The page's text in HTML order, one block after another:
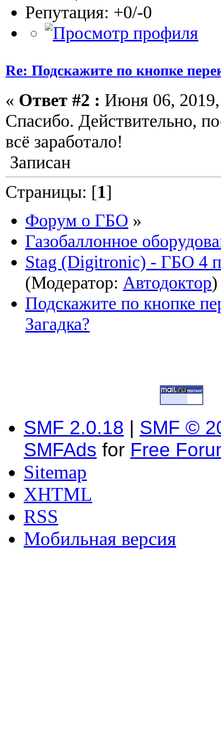
Репутация: +0/-0
Re: Подскажите по кнопке
« Ответ #2 : Июня 06,
Спасибо. Действительно,
всё заработало!
Записан
Страницы: [1]
Форум о ГБО »
Газобаллонное
Stag (Digitronic) - ГБО 4
(Модератор: Автодоктор
Подскажите по кнопке
Загадка?
SMF 2.0.18 | SMF ©
SMFAds for Free
Sitemap
XHTML
RSS
Мобильная версия